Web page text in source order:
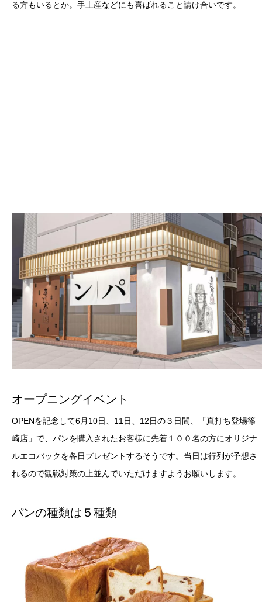
る方もいるとか。手土産などにも喜ばれること請け合いです。
オープニングイベント
OPENを記念して6月10日、11日、12日の３日間、「真打ち登場篠
崎店」で、パンを購入されたお客様に先着１００名の方にオリジナ
ルエコバックを各日プレゼントするそうです。当日は行列が予想さ
れるので観戦対策の上並んでいただけますようお願いします。
パンの種類は５種類